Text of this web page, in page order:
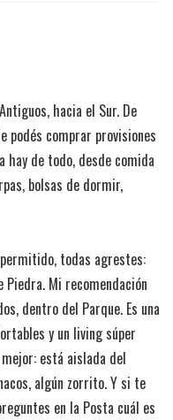
hacia el Sur. De
podés comprar provisiones
hay de todo, desde comida
bolsas de dormir,
todas agrestes:
Piedra. Mi recomendación
dentro del Parque. Es una
y un living súper
está aislada del
algún zorrito. Y si te
en la Posta cuál es